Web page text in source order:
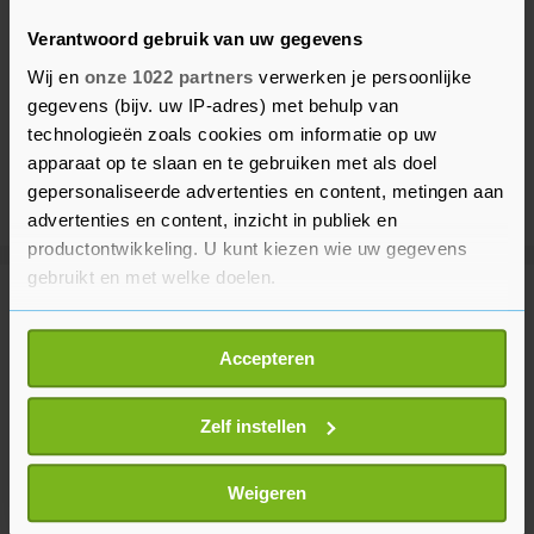
Verantwoord gebruik van uw gegevens
Wij en onze 1022 partners verwerken je persoonlijke
gegevens (bijv. uw IP-adres) met behulp van
technologieën zoals cookies om informatie op uw
apparaat op te slaan en te gebruiken met als doel
gepersonaliseerde advertenties en content, metingen aan
advertenties en content, inzicht in publiek en
productontwikkeling. U kunt kiezen wie uw gegevens
gebruikt en met welke doelen.
Als u het toestaat, willen we ook graag:
Informatie verzamelen over uw geografische
locatie, die tot een paar meter nauwkeurig kan zijn
Uw apparaat identificeren door het actief te
scannen op specifieke eigenschappen (fingerprinting)
Lees meer over hoe uw persoonlijke gegevens worden
verwerkt en stel uw voorkeuren in het
Accepteren
Zelf instellen
Weigeren
Meer uit Voetbal
NEC maakt valse start in Eredivisie
en verliest van Telstar